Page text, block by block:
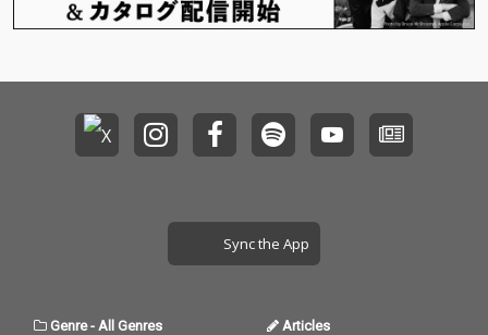
る9月18日にリリー
ス。「幸内炎」はこの
四天王バンドでレコー
ディングされた楽曲。
リズムが心地良いバン
Sync the App
Genre- All Genres Articles